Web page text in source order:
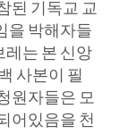
된 기독교 교
을 박해자들
레는 본 신앙
사본이 필
원자들은 모
어있음을 천